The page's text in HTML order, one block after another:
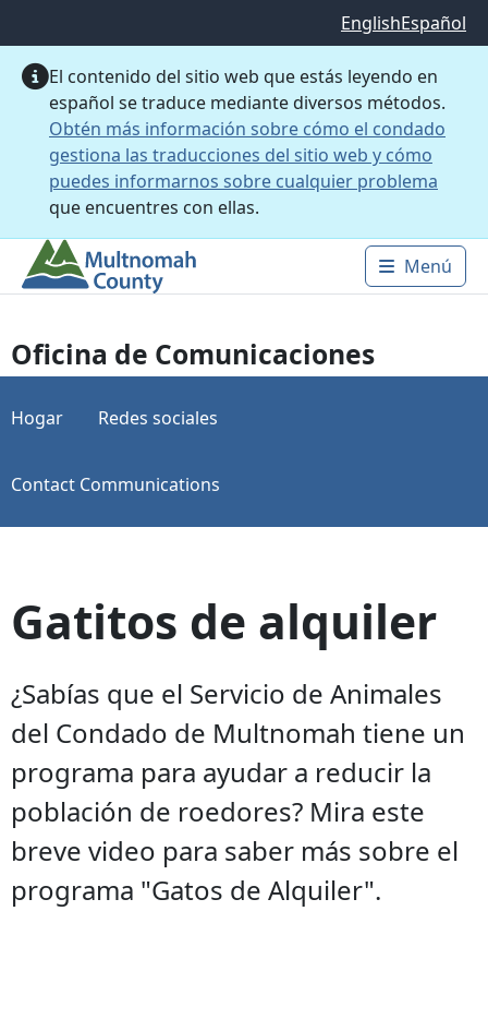
EnglishEspañol
El contenido del sitio web que estás leyendo en
español se traduce mediante diversos métodos.
Obtén más información sobre cómo el condado
gestiona las traducciones del sitio web y cómo
puedes informarnos sobre cualquier problema
que encuentres con ellas.
Main
Menú
Oficina de Comunicaciones
Hogar Redes sociales
Contact Communications
Gatitos de alquiler
¿Sabías que el Servicio de Animales
del Condado de Multnomah tiene un
programa para ayudar a reducir la
población de roedores? Mira este
breve video para saber más sobre el
programa "Gatos de Alquiler".